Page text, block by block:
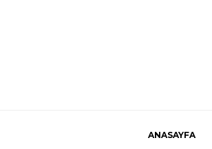
ANASAYFA